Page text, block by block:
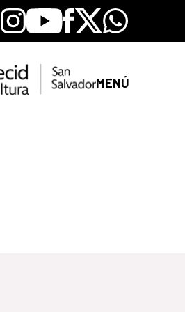
Instagram
YoutubeFacebook
X Whatsapp
MENÚ